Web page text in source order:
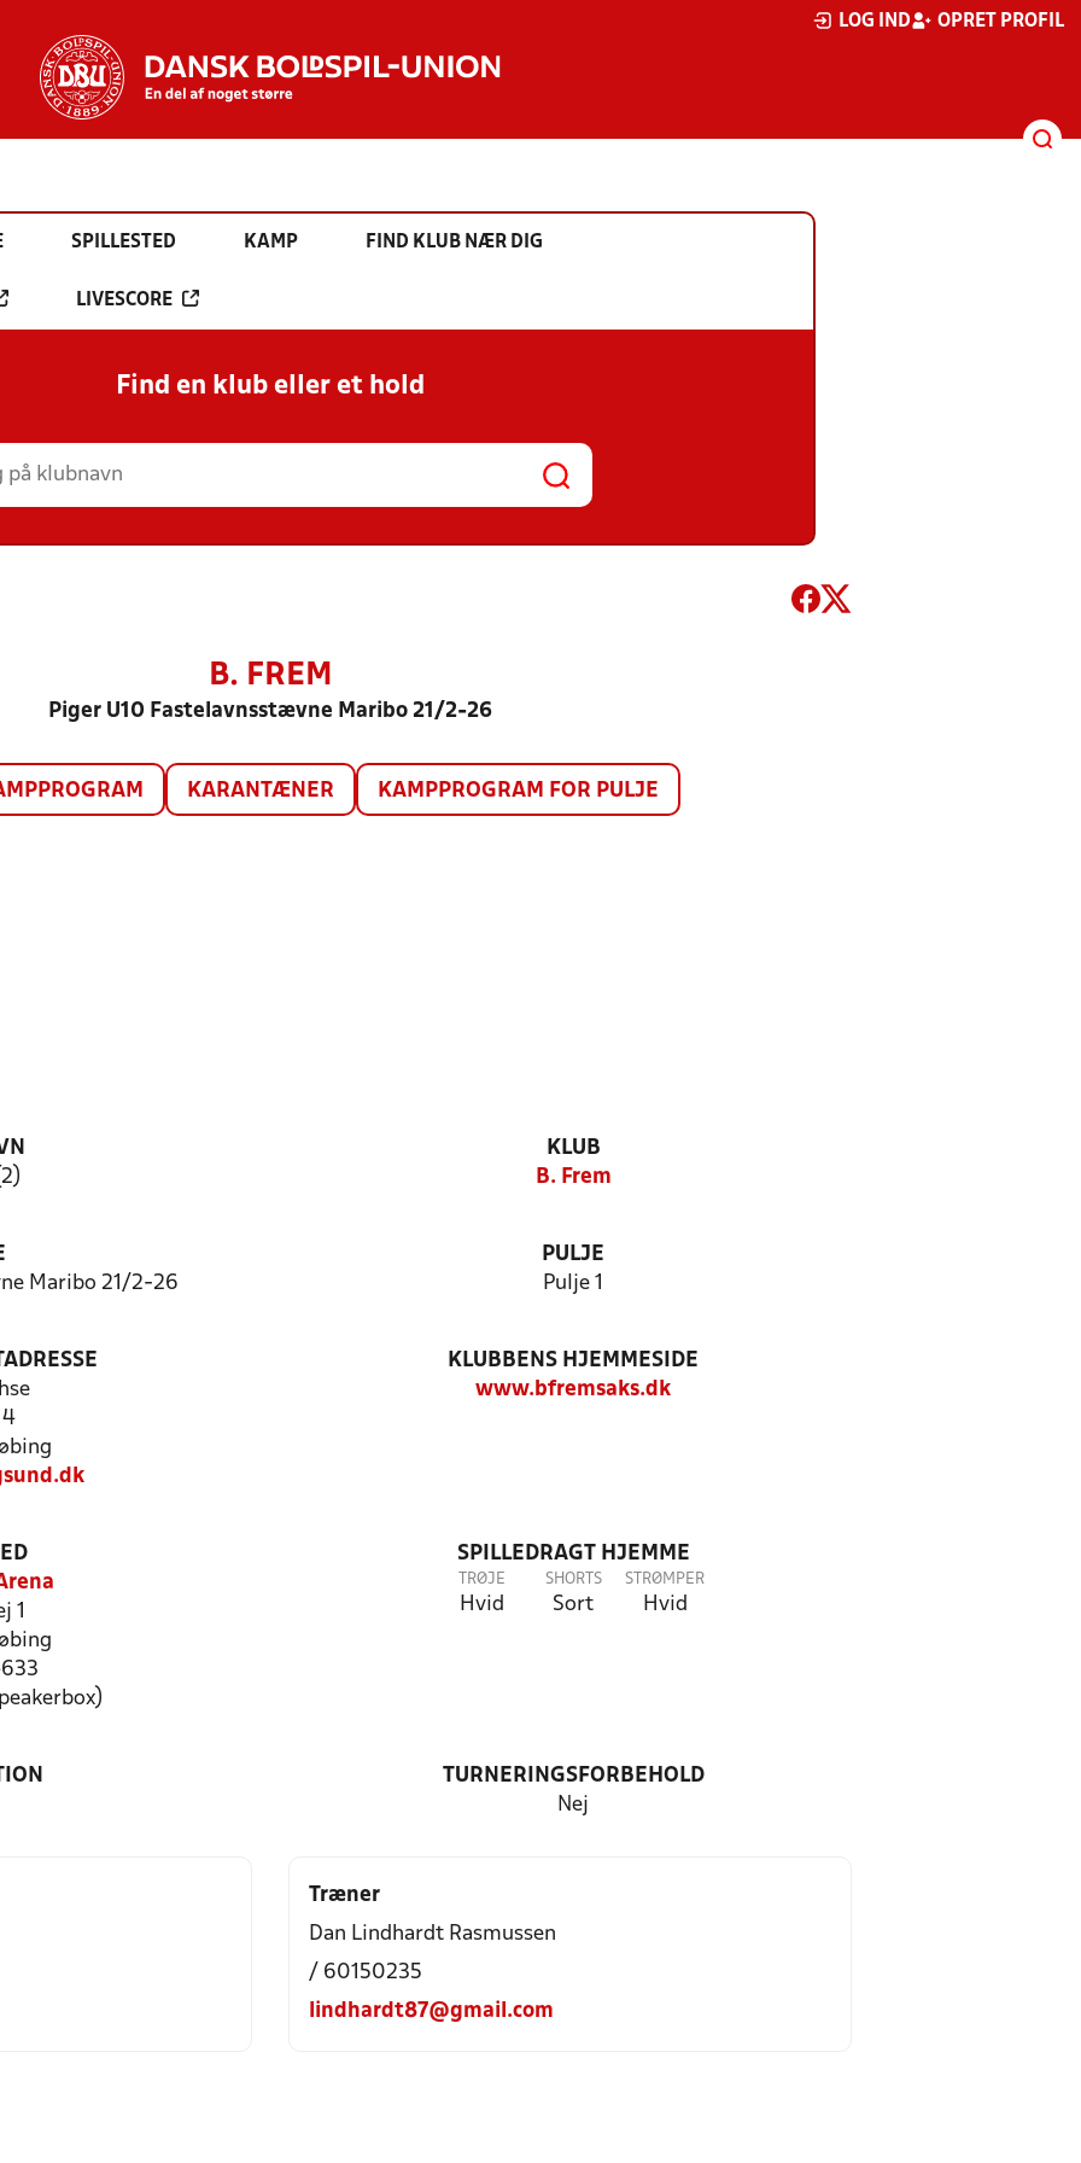
LOG IND OPRET PROFIL
SPILLESTED KAMP FIND KLUB NÆR DIG
LIVESCORE
Find en klub eller et hold
B. FREM
Piger U10 Fastelavnsstævne Maribo 21/2-26
KARANTÆNER KAMPPROGRAM FOR PULJE
KLUB
B. Frem
Maribo 21/2-26
PULJE
Pulje 1
KLUBBENS HJEMMESIDE
www.bfremsaks.dk
1
SPILLEDRAGT HJEMME
TRØJE
Hvid
SHORTS
Sort
STRØMPER
Hvid
TURNERINGSFORBEHOLD
Nej
Træner
Dan Lindhardt Rasmussen
/ 60150235
lindhardt87@gmail.com